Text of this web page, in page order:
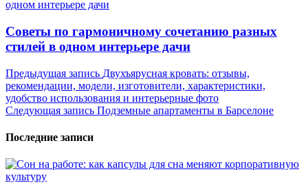
Советы по гармоничному сочетанию разных
стилей в одном интерьере дачи
Навигация
по
записям
Предыдущая запись Двухъярусная кровать: отзывы,
рекомендации, модели, изготовители, характеристики,
удобство использования и интерьерные фото
Следующая запись Подземные апартаменты в Барселоне
Последние записи